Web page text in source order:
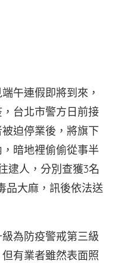
午連假即將到來，
台北市警方日前接
迫停業後，將旗下
暗地裡偷偷從事半
逮人，分別查獲3名
品大麻，訊後依法送
為防疫警戒第三級
有業者雖然表面照